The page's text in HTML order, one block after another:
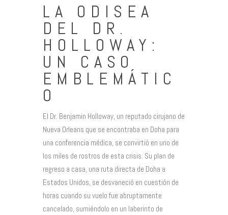
LA ODISEA
DEL DR.
HOLLOWAY:
UN CASO
EMBLEMÁTIC
O
El Dr. Benjamin Holloway, un reputado cirujano de
Nueva Orleans que se encontraba en Doha para
una conferencia médica, se convirtió en uno de
los miles de rostros de esta crisis. Su plan de
regreso a casa, una ruta directa de Doha a
Estados Unidos, se desvaneció en cuestión de
horas cuando su vuelo fue abruptamente
cancelado, sumiéndolo en un laberinto de